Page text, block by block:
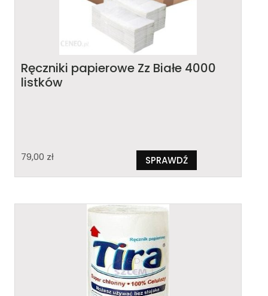
Ręczniki papierowe Zz Białe 4000
listków
79,00 zł SPRAWDŹ